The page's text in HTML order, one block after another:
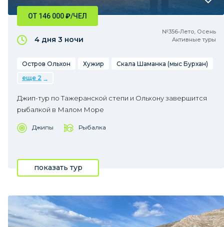
№356•Лето, Осень
Активные туры
ОТ 146 000₽/ЧЕЛ
4 дня 3 ночи
Остров Ольхон Хужир
Скала Шаманка (мыс Бурхан)
еще 2
Джип-тур по Тажеранской степи и Ольхону завершится
рыбалкой в Малом Море
Джипы Рыбалка
показать тур